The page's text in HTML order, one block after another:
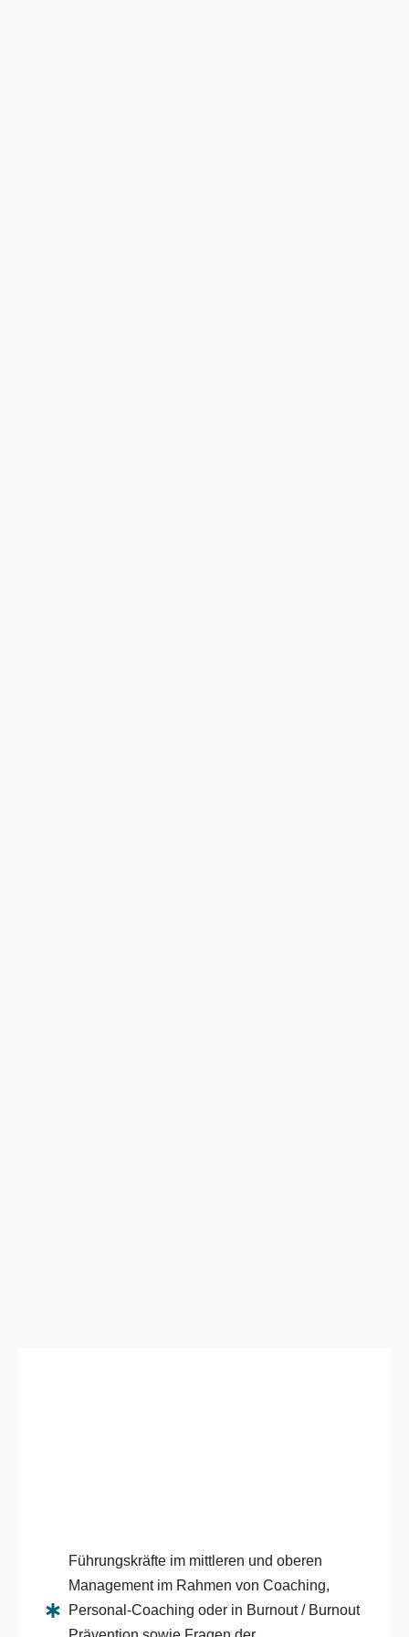
Führungskräfte im mittleren und oberen
Management im Rahmen von Coaching,
Personal-Coaching oder in Burnout / Burnout